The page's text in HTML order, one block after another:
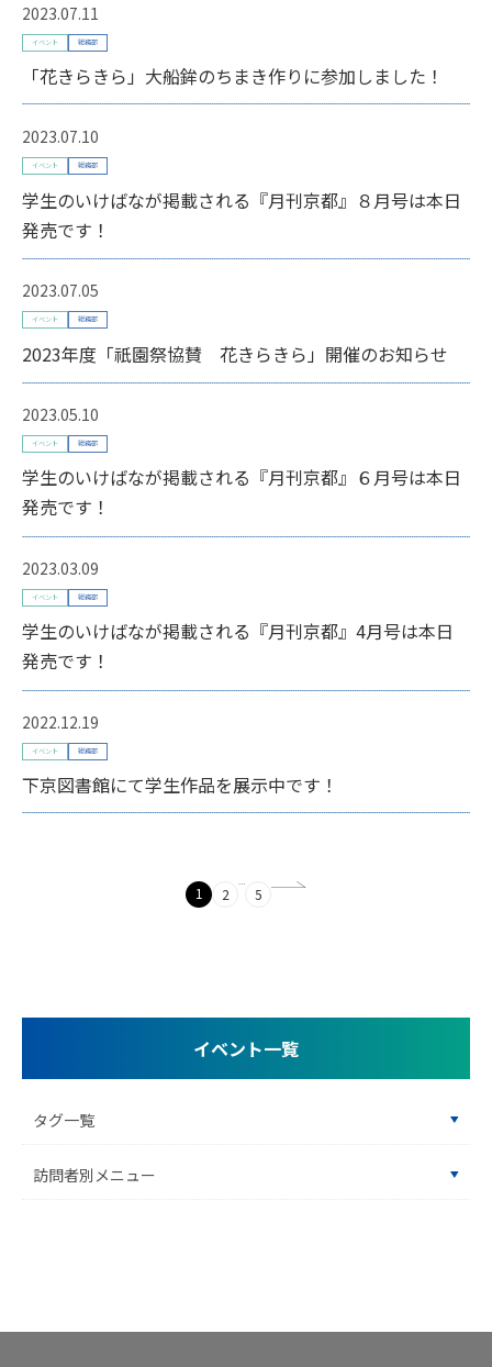
2023.07.11
イベント 総務部
「花きらきら」大船鉾のちまき作りに参加しました！
2023.07.10
イベント 総務部
学生のいけばなが掲載される『月刊京都』８月号は本日
発売です！
2023.07.05
イベント 総務部
2023年度「祇園祭協賛 花きらきら」開催のお知らせ
2023.05.10
イベント 総務部
学生のいけばなが掲載される『月刊京都』６月号は本日
発売です！
2023.03.09
イベント 総務部
学生のいけばなが掲載される『月刊京都』4月号は本日
発売です！
2022.12.19
イベント 総務部
下京図書館にて学生作品を展示中です！
1 2
…
5
イベント一覧
タグ一覧
訪問者別メニュー